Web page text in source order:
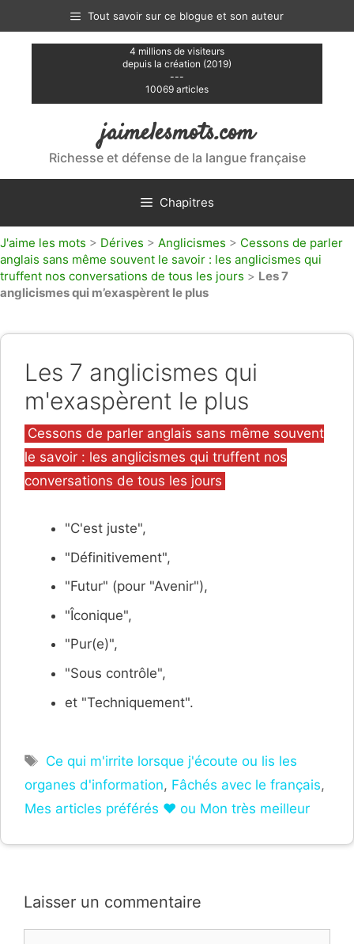
contenu
Tout savoir sur ce blogue et son auteur
4 millions de visiteurs
depuis la création (2019)
---
10069 articles
jaimelesmots.com
Richesse et défense de la langue française
Chapitres
J'aime les mots > Dérives > Anglicismes > Cessons de parler
anglais sans même souvent le savoir : les anglicismes qui
truffent nos conversations de tous les jours > Les 7
anglicismes qui m’exaspèrent le plus
Les 7 anglicismes qui
m'exaspèrent le plus
Catégories
Cessons de parler anglais sans même souvent
le savoir : les anglicismes qui truffent nos
conversations de tous les jours
"C'est juste",
"Définitivement",
"Futur" (pour "Avenir"),
"Îconique",
"Pur(e)",
"Sous contrôle",
et "Techniquement".
Étiquettes
Ce qui m'irrite lorsque j'écoute ou lis les
organes d'information, Fâchés avec le français,
Mes articles préférés ❤ ou Mon très meilleur
Laisser un commentaire